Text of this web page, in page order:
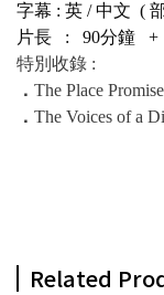
字幕 : 英 / 中文 (
片長 : 90分鐘 +
特別收錄 :
． The Place
． The Voices of a
Related